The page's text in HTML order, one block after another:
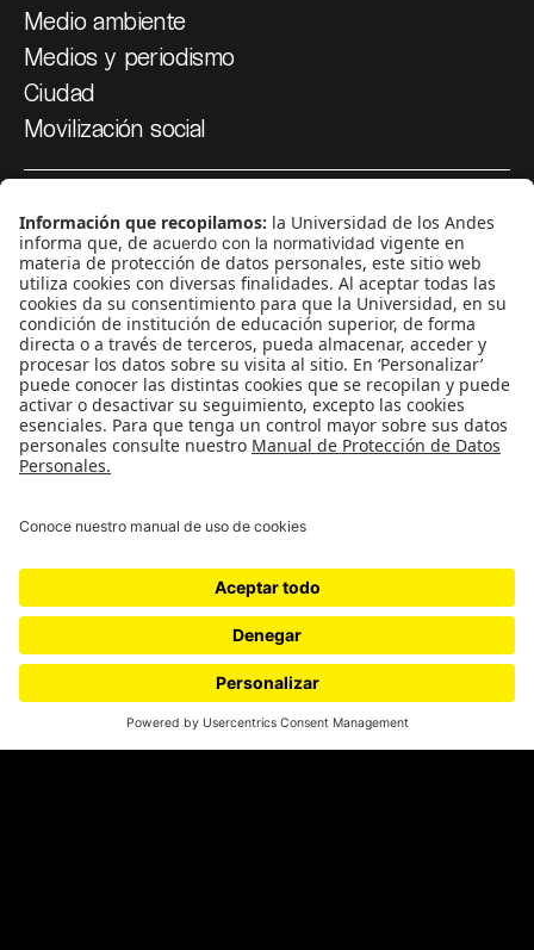
Medio ambiente
Medios y periodismo
Ciudad
Movilización social
¿Quiénes somos?
Podcasts
Ediciones especiales
Proyectos 070
SÍGUENOS
¿Quieres escribir en 070?
cerosetenta@uniandes.edu.co